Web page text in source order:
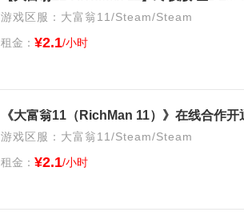
游戏区服：大富翁11/Steam/Steam
租金： ¥2.1/小时
《大富翁11（RichMan 11）》在线合作
游戏区服：大富翁11/Steam/Steam
租金： ¥2.1/小时